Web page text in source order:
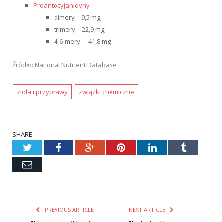
Proantocyjanidyny–
dimery – 9,5 mg;
trimery – 22,9 mg;
4-6-mery – 41,8 mg
Źródło: National Nutrient Database
zioła i przyprawy związki chemiczne
SHARE.
TwitterFacebookGoogle+PinterestLinkedInTumblr
Email
PREVIOUS ARTICLE NEXT ARTICLE